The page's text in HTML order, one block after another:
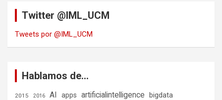
Twitter @IML_UCM
Tweets por @IML_UCM
Hablamos de…
2015 2016 AI apps artificialintelligence bigdata